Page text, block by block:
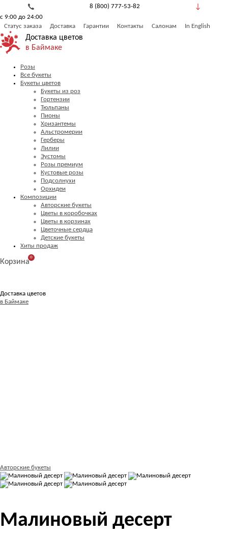
8 (800) 777-53-82
с 9:00 до 24:00
Статус заказа
Доставка Гарантии Контакты Салонам In English
Доставка цветов
в Баймаке
Розы
Все букеты
Букеты цветов
Букеты из роз
Гортензии
Тюльпаны
Пионы
Хризантемы
Альстромерии
Герберы
Лилии
Эустомы
Розы премиум
Кустовые розы
Подсолнухи
Орхидеи
Композиции
Авторские букеты
Цветы в коробочках
Цветы в корзинах
Цветочные сердца
Детские букеты
Хиты продаж
Корзина
0
Доставка цветов
в Баймаке
Авторские букеты
Малиновый десерт